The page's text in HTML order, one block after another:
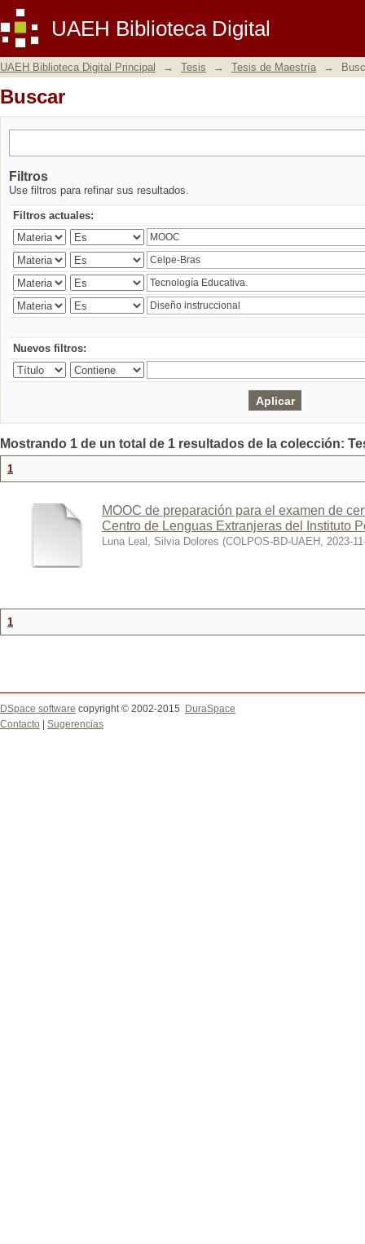
UAEH Biblioteca Digital
Buscar
UAEH Biblioteca Digital Principal → Tesis → Tesis de Maestría →
Buscar
Filtros
Use filtros para refinar sus resultados.
Filtros actuales:
Nuevos filtros:
Mostrando 1 de un total de 1 resultados de la colección:
1
MOOC de preparación para el examen de
Centro de Lenguas Extranjeras del Instituto
Luna Leal, Silvia Dolores (COLPOS-BD-UAEH , 2023-
1
DSpace software copyright © 2002-2015
DuraSpace
Contacto
Sugerencias